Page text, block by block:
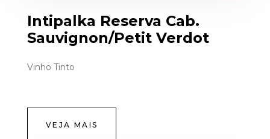
Intipalka Reserva Cab.
Sauvignon/Petit Verdot
Vinho Tinto
VEJA MAIS